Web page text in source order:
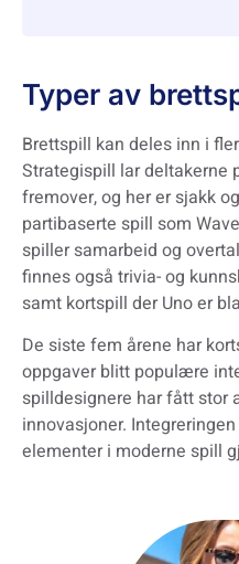
Typer av
Brettspill kan deles inn i
Strategispill lar deltakerne
fremover, og her er sjakk
partibaserte spill som
spiller samarbeid og
finnes også trivia- og
samt kortspill der Uno er
De siste fem årene har
oppgaver blitt populære
spilldesignere har fått stor
innovasjoner.
elementer i moderne spill